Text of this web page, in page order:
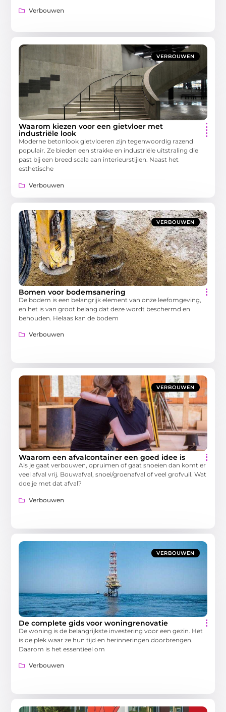
Verbouwen
VERBOUWEN
Waarom kiezen voor een gietvloer met
industriële look
Moderne betonlook gietvloeren zijn tegenwoordig razend
populair. Ze bieden een strakke en industriële uitstraling die
past bij een breed scala aan interieurstijlen. Naast het
esthetische
Verbouwen
VERBOUWEN
Bomen voor bodemsanering
De bodem is een belangrijk element van onze leefomgeving,
en het is van groot belang dat deze wordt beschermd en
behouden. Helaas kan de bodem
Verbouwen
VERBOUWEN
Waarom een afvalcontainer een goed idee is
Als je gaat verbouwen, opruimen of gaat snoeien dan komt er
veel afval vrij. Bouwafval, snoei/groenafval of veel grofvuil. Wat
doe je met dat afval?
Verbouwen
VERBOUWEN
De complete gids voor woningrenovatie
De woning is de belangrijkste investering voor een gezin. Het
is de plek waar ze hun tijd en herinneringen doorbrengen.
Daarom is het essentieel om
Verbouwen